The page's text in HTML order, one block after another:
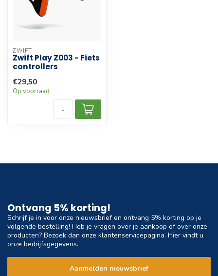
ZWIFT
Zwift Play Z003 - Fiets
controllers
€29,50
Op voorraad
Ontvang 5% korting!
Schrijf je in voor onze nieuwsbrief en ontvang 5% korting op je
volgende bestelling! Heb je vragen over je aankoop of over onze
producten? Bezoek dan onze klantenservicepagina. Hier vindt u
onze bedrijfsgegevens.
Aanmelden nieuwsbrief